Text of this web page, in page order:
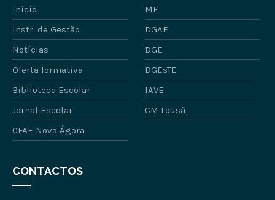
Início
ME
Instr. de Gestão
DGAE
Notícias
DGE
Oferta formativa
DGEsTE
Biblioteca Escolar
IAVE
Jornal Escolar
CM Lousã
CFAE Nova Ágora
CONTACTOS